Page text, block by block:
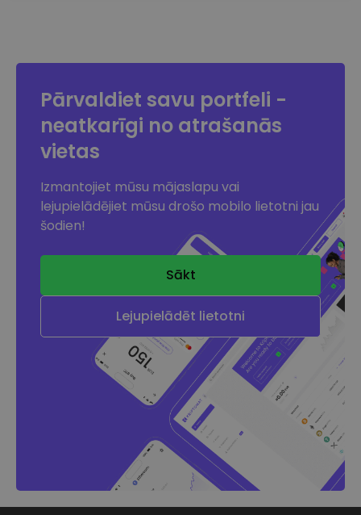
Pārvaldiet savu portfeli -
neatkarīgi no atrašanās
vietas
Izmantojiet mūsu mājaslapu vai
lejupielādējiet mūsu drošo mobilo lietotni jau
šodien!
Sākt
Lejupielādēt lietotni